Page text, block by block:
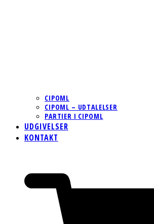
CIPOML
CIPOML – UDTALELSER
PARTIER I CIPOML
UDGIVELSER
KONTAKT